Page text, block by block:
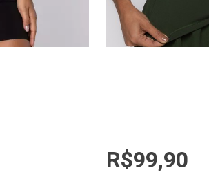
R$99,90